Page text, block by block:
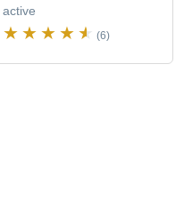
active
(6)